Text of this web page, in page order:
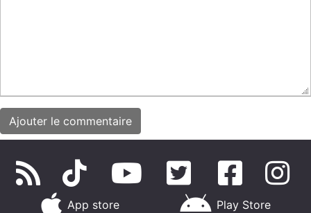
App store Play Store